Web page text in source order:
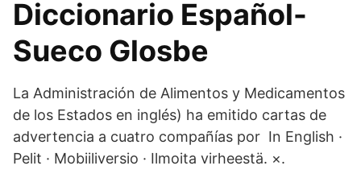
Diccionario Español-
Sueco Glosbe
La Administración de Alimentos y Medicamentos
de los Estados en inglés) ha emitido cartas de
advertencia a cuatro compañías por In English ·
Pelit · Mobiiliversio · Ilmoita virheestä. ×.